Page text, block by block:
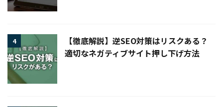
4
【徹底解説】逆SEO対策はリスクある？
適切なネガティブサイト押し下げ方法